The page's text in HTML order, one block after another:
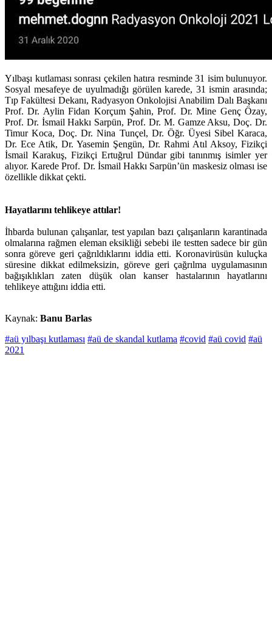
Yılbaşı kutlaması sonrası çekilen hatıra resminde 31 isim bulunuyor.
Sosyal mesafeye de uyulmadığı görülen karede, 31 ismin arasında;
Tıp Fakültesi Dekanı, Radyasyon Onkolojisi Anabilim Dalı Başkanı
Prof. Dr. Aylin Fidan Korçum Şahin, Prof. Dr. Mine Genç Özay,
Prof. Dr. İsmail Hakkı Sarpün, Prof. Dr. M. Gamze Aksu, Doç. Dr.
Timur Koca, Doç. Dr. Nina Tunçel, Dr. Öğr. Üyesi Sibel Karaca,
Dr. Ece Atik, Dr. Yasemin Şengün, Dr. Rahmi Atıl Aksoy, Fizikçi
İsmail Karakuş, Fizikçi Ertuğrul Dündar gibi tanınmış isimler yer
alıyor. Karede Prof. Dr. İsmail Hakkı Sarpün’ün maskesiz olması ise
özellikle dikkat çekti.
Hayatlarını tehlikeye attılar!
İhbarda bulunan çalışanlar, test yapılan bazı çalışanların karantinada
olmalarına rağmen eleman eksikliği sebebi ile testten sadece bir gün
sonra göreve geri çağrıldıklarını iddia etti. Koronavirüsün kuluçka
süresine dikkat edilmeksizin, göreve geri çağrılma uygulamasının
bağışıklıkları zaten düşük olan kanser hastalarının hayatlarını
tehlikeye attığını iddia etti.
Kaynak: Banu Barlas
#aü yılbaşı kutlaması #aü de skandal kutlama #covid #aü covid #aü
2021